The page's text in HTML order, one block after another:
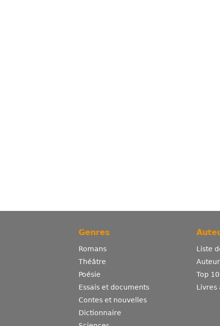
Genres
Romans
Théâtre
Poésie
Essais et documents
Contes et nouvelles
Dictionnaire
Liste
Top
Livres